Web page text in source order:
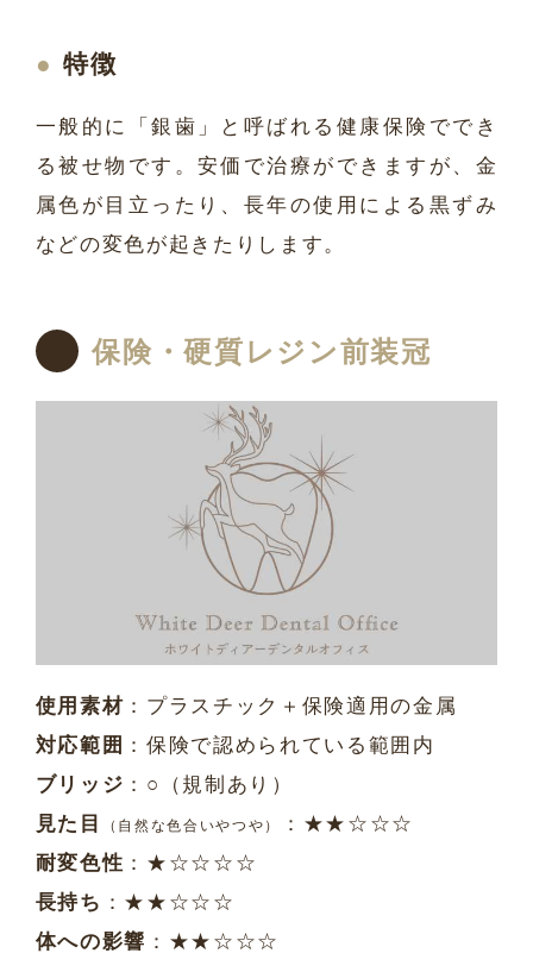
特徴
一般的に「銀歯」と呼ばれる健康保険ででき
る被せ物です。安価で治療ができますが、金
属色が目立ったり、長年の使用による黒ずみ
などの変色が起きたりします。
保険・硬質レジン前装冠
使用素材 ：プラスチック＋保険適用の金属
対応範囲 ：保険で認められている範囲内
ブリッジ ：○（規制あり）
見た目
（自然な色合いやつや）
：★★☆☆☆
耐変色性 ：★☆☆☆☆
長持ち ：★★☆☆☆
体への影響 ：★★☆☆☆